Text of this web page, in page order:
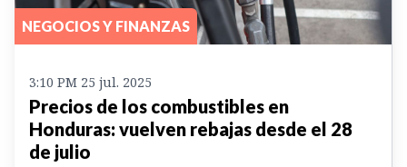
NEGOCIOS Y FINANZAS
3:10 PM 25 jul. 2025
Precios de los combustibles en
Honduras: vuelven rebajas desde el 28
de julio